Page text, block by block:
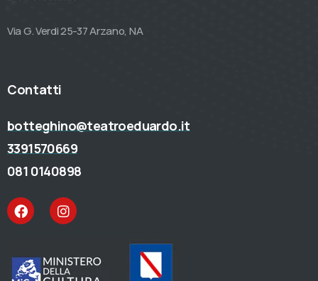
Via G. Verdi 25-37 Arzano, NA
Contatti
botteghino@teatroeduardo.it
3391570669
081 0140898